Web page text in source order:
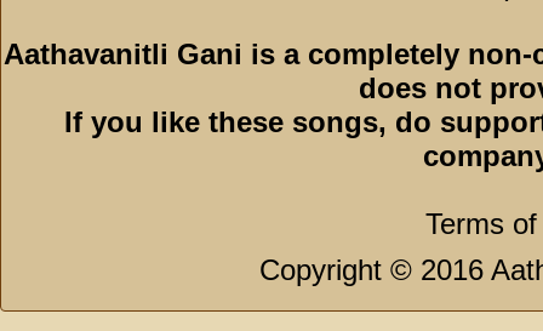
Aathavanitli Gani is a completely
does not
If you like these songs, do
Terms
Copyright © 2016